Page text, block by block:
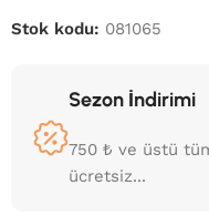
Stok kodu: 081065
Sezon İndirimi
750 ₺ ve üstü
ücretsiz...